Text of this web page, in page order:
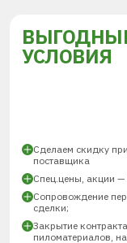
УСЛОВИЯ
Сделаем скидку
поставщика
Спец.цены, акции —
Сопровождение
сделки;
Закрытие
пиломатериалов,